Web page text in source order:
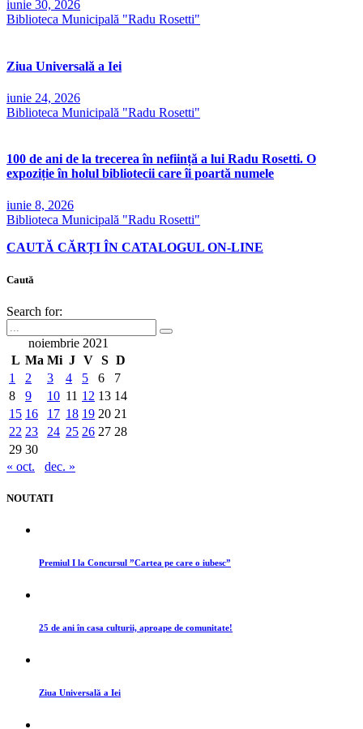
iunie 30, 2026
Biblioteca Municipală "Radu Rosetti"
Ziua Universală a Iei
iunie 24, 2026
Biblioteca Municipală "Radu Rosetti"
100 de ani de la trecerea în neființă a lui Radu Rosetti. O
expoziție în holul bibliotecii care îi poartă numele
iunie 8, 2026
Biblioteca Municipală "Radu Rosetti"
CAUTĂ CĂRȚI ÎN CATALOGUL ON-LINE
Caută
Search for:
noiembrie 2021
L Ma Mi J V S D
1
2 3 4 5 6
7
8
9 10 11 12 13 14
15 16 17 18 19 20 21
22 23 24 25 26 27 28
29 30
« oct.
dec. »
NOUTATI
Premiul I la Concursul ”Cartea pe care o iubesc”
25 de ani în casa culturii, aproape de comunitate!
Ziua Universală a Iei